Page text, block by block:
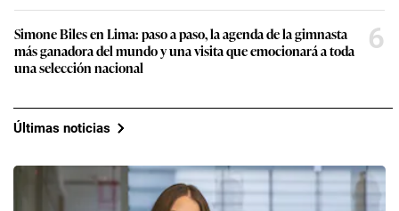
Simone Biles en Lima: paso a paso, la agenda de la gimnasta
más ganadora del mundo y una visita que emocionará a toda
una selección nacional
6
Últimas noticias